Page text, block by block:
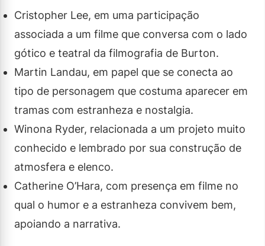
Cristopher Lee, em uma participação
associada a um filme que conversa com o lado
gótico e teatral da filmografia de Burton.
Martin Landau, em papel que se conecta ao
tipo de personagem que costuma aparecer em
tramas com estranheza e nostalgia.
Winona Ryder, relacionada a um projeto muito
conhecido e lembrado por sua construção de
atmosfera e elenco.
Catherine O’Hara, com presença em filme no
qual o humor e a estranheza convivem bem,
apoiando a narrativa.